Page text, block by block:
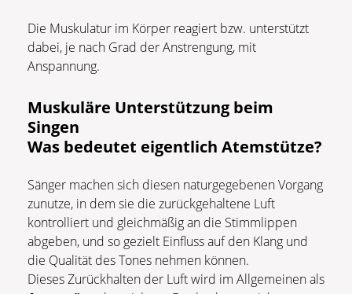
Die Muskulatur im Körper reagiert bzw. unterstützt
dabei, je nach Grad der Anstrengung, mit
Anspannung.
Muskuläre Unterstützung beim
Singen
Was bedeutet eigentlich Atemstütze?
Sänger machen sich diesen naturgegebenen Vorgang
zunutze, in dem sie die zurückgehaltene Luft
kontrolliert und gleichmäßig an die Stimmlippen
abgeben, und so gezielt Einfluss auf den Klang und
die Qualität des Tones nehmen können.
Dieses Zurückhalten der Luft wird im Allgemeinen als